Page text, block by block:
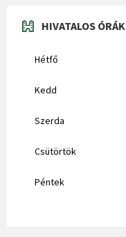
HIVATALOS ÓRÁK
Hétfő
Kedd
Szerda
Csütörtök
Péntek